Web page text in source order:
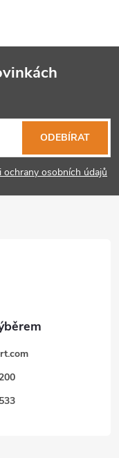
ochrany osobních údajů
ODEBÍRAT